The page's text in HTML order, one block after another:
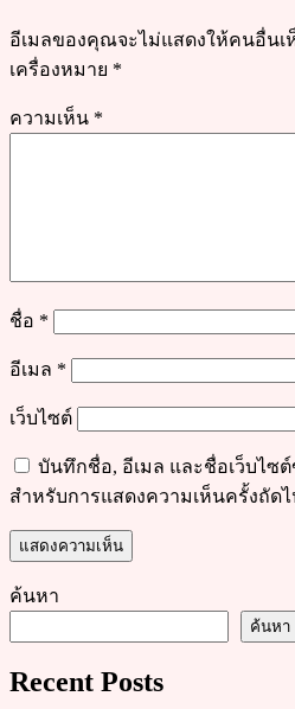
อีเมลของคุณจะไม่แสดงให้คนอื่นเ
เครื่องหมาย *
ความเห็น *
ชื่อ *
อีเมล *
เว็บไซต์
บันทึกชื่อ, อีเมล และชื่อเว็บไซ
สำหรับการแสดงความเห็นครั้งถัดไ
ค้นหา
ค้นหา
Recent Posts